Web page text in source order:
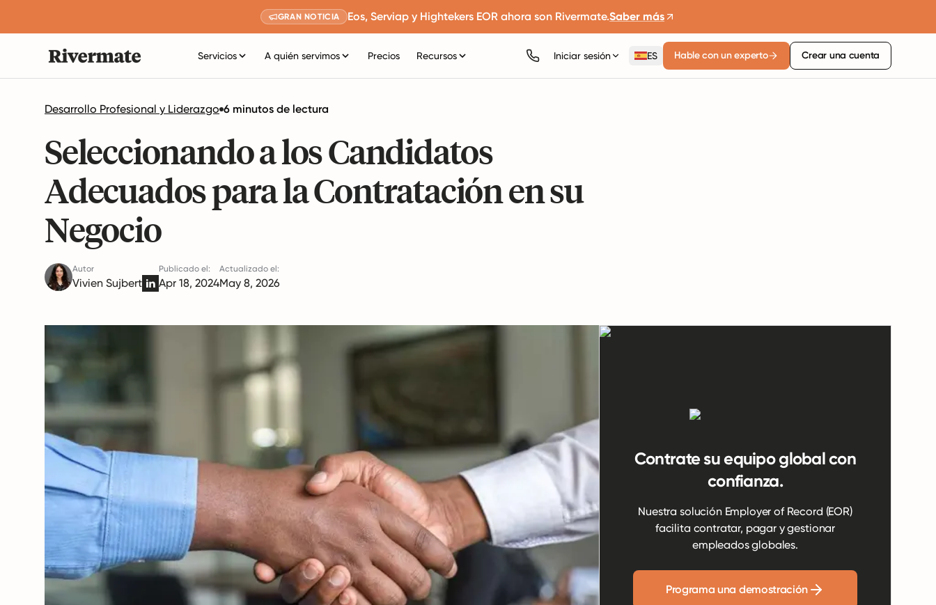
GRAN NOTICIA Eos, Serviap y Hightekers EOR ahora son Rivermate.Saber más
Servicios A quién servimos Precios Recursos Iniciar sesión ES Hable con un experto Crear una cuenta
Desarrollo Profesional y Liderazgo 6 minutos de lectura
Seleccionando a los Candidatos
Adecuados para la Contratación en su
Negocio
Autor
Vivien Sujbert
Publicado el:
Apr 18, 2024
Actualizado el:
May 8, 2026
Contrate su equipo global con
confianza.
Nuestra solución Employer of Record (EOR)
facilita contratar, pagar y gestionar
empleados globales.
Programa una demostración